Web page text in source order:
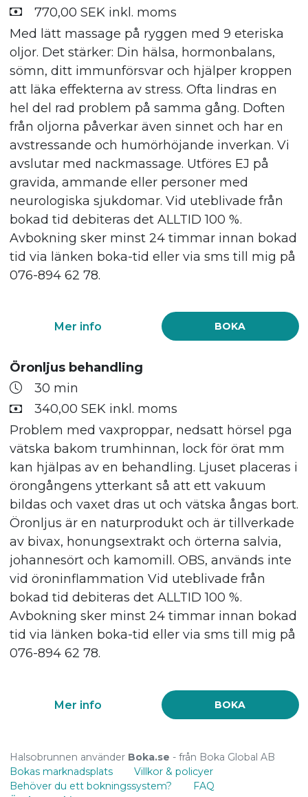
770,00 SEK inkl. moms
Med lätt massage på ryggen med 9 eteriska
oljor. Det stärker: Din hälsa, hormonbalans,
sömn, ditt immunförsvar och hjälper kroppen
att läka effekterna av stress. Ofta lindras en
hel del rad problem på samma gång. Doften
från oljorna påverkar även sinnet och har en
avstressande och humörhöjande inverkan. Vi
avslutar med nackmassage. Utföres EJ på
gravida, ammande eller personer med
neurologiska sjukdomar. Vid uteblivade från
bokad tid debiteras det ALLTID 100 %.
Avbokning sker minst 24 timmar innan bokad
tid via länken boka-tid eller via sms till mig på
076-894 62 78.
BOKA
Mer info
Öronljus behandling
30 min
340,00 SEK inkl. moms
Problem med vaxproppar, nedsatt hörsel pga
vätska bakom trumhinnan, lock för örat mm
kan hjälpas av en behandling. Ljuset placeras i
örongångens ytterkant så att ett vakuum
bildas och vaxet dras ut och vätska ångas bort.
Öronljus är en naturprodukt och är tillverkade
av bivax, honungsextrakt och örterna salvia,
johannesört och kamomill. OBS, används inte
vid öroninflammation Vid uteblivade från
bokad tid debiteras det ALLTID 100 %.
Avbokning sker minst 24 timmar innan bokad
tid via länken boka-tid eller via sms till mig på
076-894 62 78.
BOKA
Mer info
Halsobrunnen använder Boka.se - från Boka Global AB
Bokas marknadsplats
Villkor & policyer
Behöver du ett bokningssystem?
FAQ